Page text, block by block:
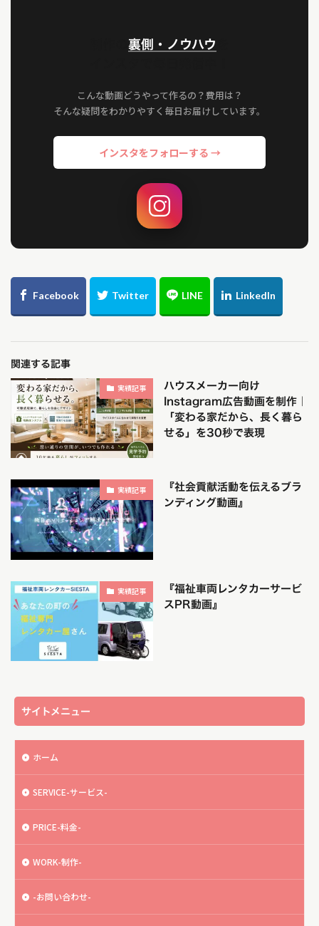
裏側・ノウハウ
こんな動画どうやって作るの？費用は？
そんな疑問をわかりやすく毎日お届けしています。
インスタをフォローする →
関連する記事
実績記事
ハウスメーカー向け
Instagram広告動画を制作｜
「変わる家だから、長く暮ら
せる」を30秒で表現
実績記事
『社会貢献活動を伝えるブラ
ンディング動画』
実績記事
『福祉車両レンタカーサービ
スPR動画』
サイトメニュー
ホーム
SERVICE-サービス-
PRICE-料金-
WORK-制作-
-お問い合わせ-